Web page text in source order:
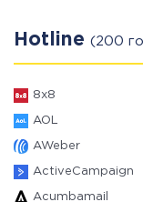
Hotline (200
8x8
AOL
AWeber
ActiveCampaign
Acumbamail